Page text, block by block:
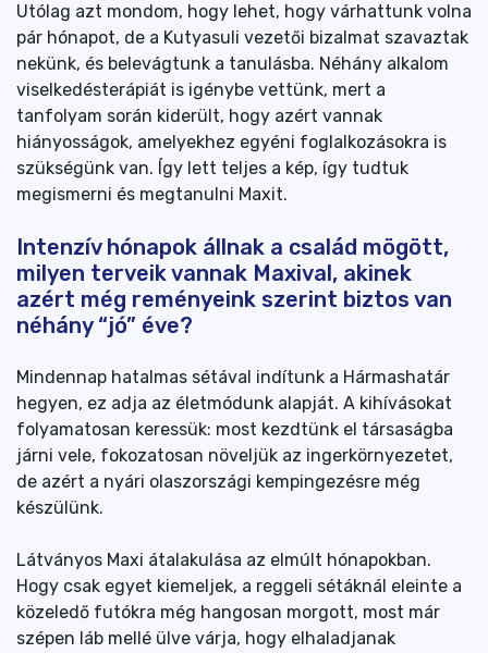
Utólag azt mondom, hogy lehet, hogy várhattunk volna
pár hónapot, de a Kutyasuli vezetői bizalmat szavaztak
nekünk, és belevágtunk a tanulásba. Néhány alkalom
viselkedésterápiát is igénybe vettünk, mert a
tanfolyam során kiderült, hogy azért vannak
hiányosságok, amelyekhez egyéni foglalkozásokra is
szükségünk van. Így lett teljes a kép, így tudtuk
megismerni és megtanulni Maxit.
Intenzív hónapok állnak a család mögött,
milyen terveik vannak Maxival, akinek
azért még reményeink szerint biztos van
néhány “jó” éve?
Mindennap hatalmas sétával indítunk a Hármashatár
hegyen, ez adja az életmódunk alapját. A kihívásokat
folyamatosan keressük: most kezdtünk el társaságba
járni vele, fokozatosan növeljük az ingerkörnyezetet,
de azért a nyári olaszországi kempingezésre még
készülünk.
Látványos Maxi átalakulása az elmúlt hónapokban.
Hogy csak egyet kiemeljek, a reggeli sétáknál eleinte a
közeledő futókra még hangosan morgott, most már
szépen láb mellé ülve várja, hogy elhaladjanak